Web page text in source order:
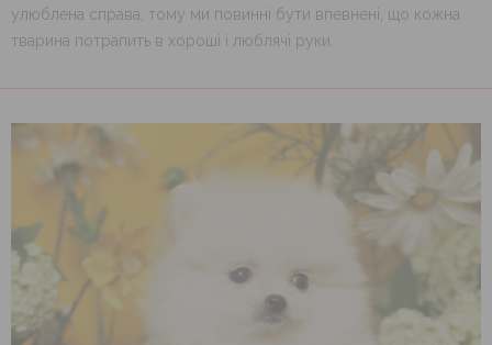
улюблена справа, тому ми повинні бути впевнені, що кожна
тварина потрапить в хороші і люблячі руки.